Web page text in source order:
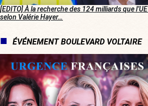
[EDITO] À la recherche des 124 milliards que
selon Valérie Hayer…
ÉVÉNEMENT BOULEVARD VOLTAIRE